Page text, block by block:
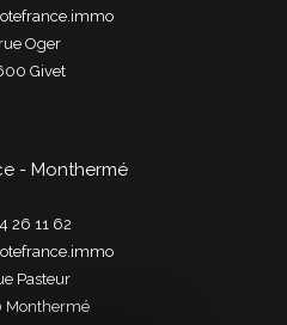
Oger
givet
- Monthermé
26 11 62
Pasteur
monthermé